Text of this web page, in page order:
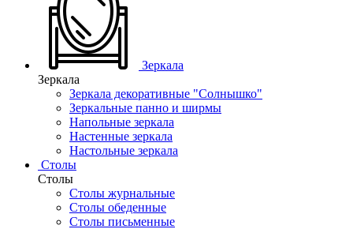
Зеркала
Зеркала
Зеркала декоративные "Солнышко"
Зеркальные панно и ширмы
Напольные зеркала
Настенные зеркала
Настольные зеркала
Столы
Столы
Столы журнальные
Столы обеденные
Столы письменные